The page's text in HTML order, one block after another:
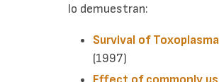
lo demuestran:
Survival of
(1997)